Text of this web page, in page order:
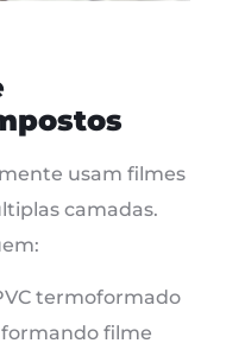
usam filmes
camadas.
termoformado
filme